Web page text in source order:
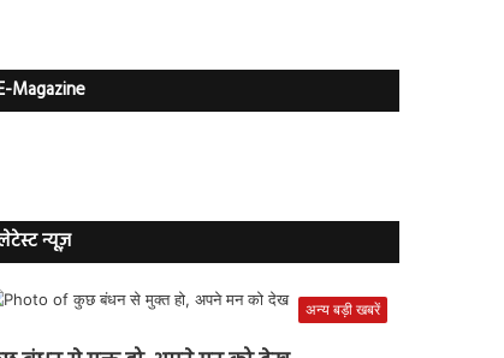
Magazine
न्यूज़
अन्य बड़ी खबरें